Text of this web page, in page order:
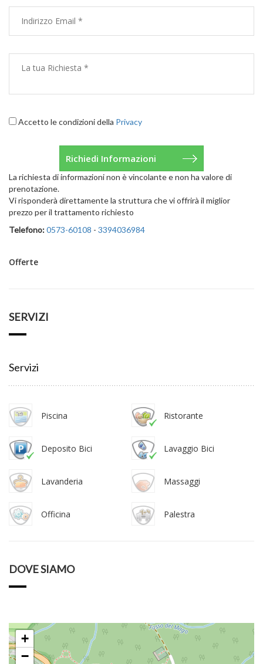
Accetto le condizioni della Privacy
La richiesta di informazioni non è vincolante e non ha valore di
prenotazione.
Vi risponderà direttamente la struttura che vi offrirà il miglior
prezzo per il trattamento richiesto
Telefono:0573-60108 - 3394036984
Offerte
SERVIZI
Servizi
Piscina Ristorante
Deposito Bici Lavaggio Bici
Lavanderia Massaggi
Officina Palestra
DOVE SIAMO
+
−